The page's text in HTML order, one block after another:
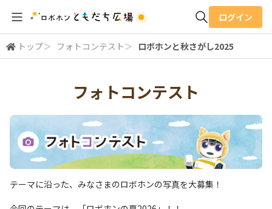
全体検索
ログイン
トップ＞ フォトコンテスト ＞ ロボホンと秋さがし2025
フォトコンテスト
テーマに沿った、みなさまのロボホンの写真を大募集！